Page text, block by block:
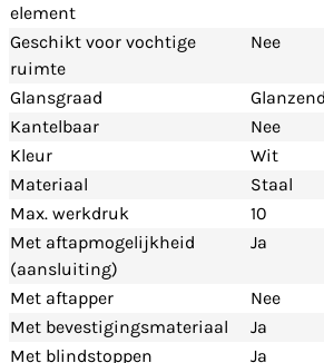
element
Geschikt voor vochtige
ruimte
Nee
Glansgraad
Glanzend
Kantelbaar
Nee
Kleur
Wit
Materiaal
Staal
Max. werkdruk
10
Met aftapmogelijkheid
(aansluiting)
Ja
Met aftapper
Nee
Met bevestigingsmateriaal
Ja
Met blindstoppen
Ja